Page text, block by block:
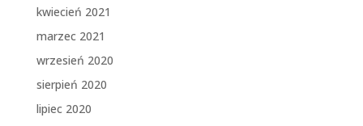
kwiecień 2021
marzec 2021
wrzesień 2020
sierpień 2020
lipiec 2020